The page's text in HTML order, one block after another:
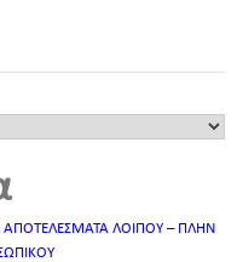
ΑΠΟΤΕΛΕΣΜΑΤΑ ΛΟΙΠΟΥ – ΠΛΗΝ